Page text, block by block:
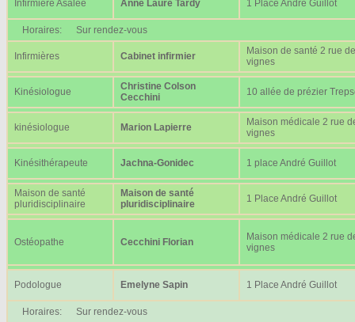
Infirmière Asalée Anne Laure Tardy 1 Place André Guillot
Horaires: Sur rendez-vous
Infirmières Cabinet infirmier
Maison de santé 2 rue
vignes
Kinésiologue
Christine Colson
Cecchini
10 allée de prézier
kinésiologue Marion Lapierre
Maison médicale 2 rue
vignes
Kinésithérapeute Jachna-Gonidec 1 place André Guillot
Maison de santé
pluridisciplinaire
Maison de santé
pluridisciplinaire
1 Place André Guillot
Ostéopathe Cecchini Florian
Maison médicale 2 rue
vignes
Podologue Emelyne Sapin 1 Place André Guillot
Horaires: Sur rendez-vous